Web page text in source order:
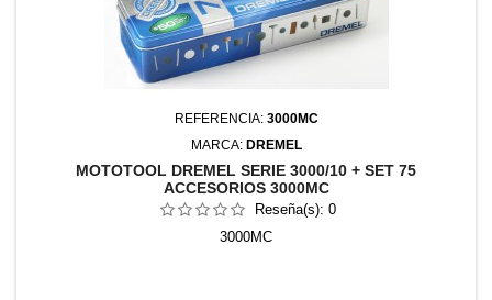
REFERENCIA: 3000MC
MARCA: DREMEL
MOTOTOOL DREMEL SERIE 3000/10 + SET 75
ACCESORIOS 3000MC
Reseña(s): 0
3000MC